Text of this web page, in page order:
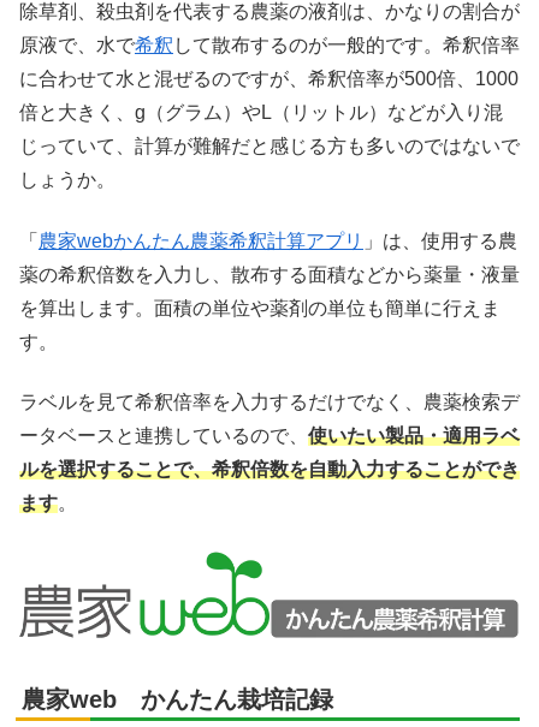
除草剤、殺虫剤を代表する農薬の液剤は、かなりの割合が
原液で、水で希釈 して散布するのが一般的です。希釈倍率
に合わせて水と混ぜるのですが、希釈倍率が500倍、1000
倍と大きく、g（グラム）やL（リットル）などが入り混
じっていて、計算が難解だと感じる方も多いのではないで
しょうか。
「 農家webかんたん農薬希釈計算アプリ 」は、使用する農
薬の希釈倍数を入力し、散布する面積などから薬量・液量
を算出します。面積の単位や薬剤の単位も簡単に行えま
す。
ラベルを見て希釈倍率を入力するだけでなく、農薬検索デ
ータベースと連携しているので、 使いたい製品・適用ラベ
ルを選択することで、希釈倍数を自動入力することができ
ます。
農家web かんたん栽培記録
LinkedIn
コピー